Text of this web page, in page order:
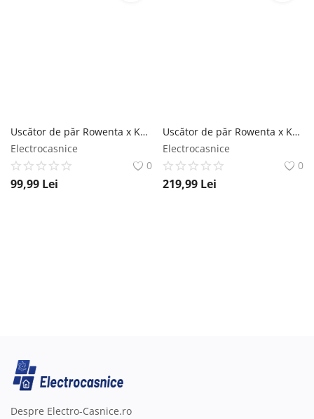
Uscător de păr Rowenta x Karl Lagerfeld Studio Dry CV581LF0 2100W Tehnologie Effiwatts 6 trepte de viteza si temperatura Tehnologie Thermo Contr rowenta
Electrocasnice
0
99,99 Lei
Uscător de păr Rowenta x Karl Lagerfeld Pro Stylist CV888LF0 2200W Tehnologia Rowenta Air-to-Care invelis Keratin&Glow 3 accesorii jet de aer r rowenta
Electrocasnice
0
219,99 Lei
Despre Electro-Casnice.ro